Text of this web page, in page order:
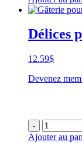
Délices
12.59$
Devenez
-
Ajouter au